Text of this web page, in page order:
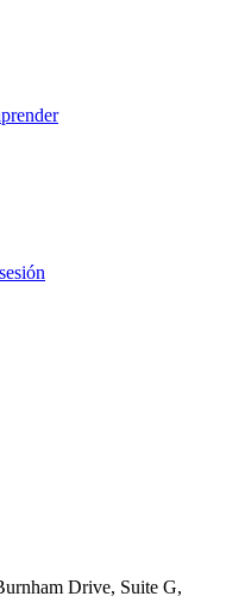
Drive, Suite G,